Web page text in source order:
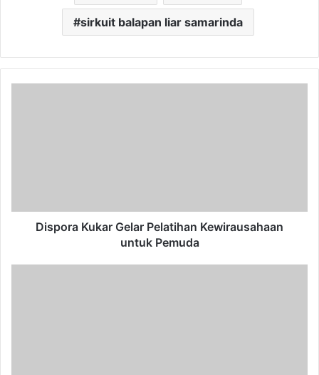
sirkuit balapan liar samarinda
Dispora Kukar Gelar Pelatihan Kewirausahaan
untuk Pemuda